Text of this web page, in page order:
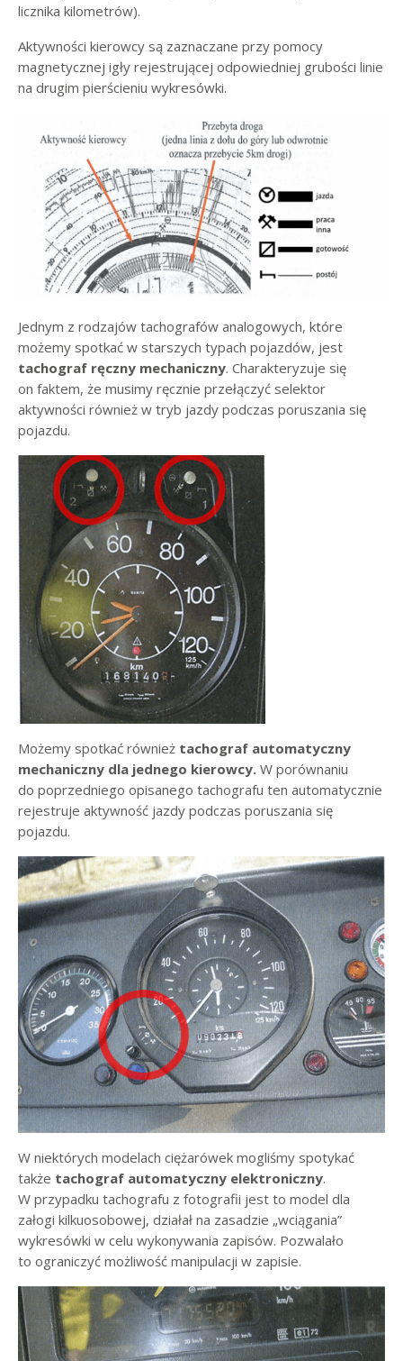
licznika kilometrów).
Aktywności kierowcy są zaznaczane przy pomocy
magnetycznej igły rejestrującej odpowiedniej grubości linie
na drugim pierścieniu wykresówki.
Jednym z rodzajów tachografów analogowych, które
możemy spotkać w starszych typach pojazdów, jest
tachograf ręczny mechaniczny. Charakteryzuje się
on faktem, że musimy ręcznie przełączyć selektor
aktywności również w tryb jazdy podczas poruszania się
pojazdu.
Możemy spotkać również tachograf automatyczny
mechaniczny dla jednego kierowcy. W porównaniu
do poprzedniego opisanego tachografu ten automatycznie
rejestruje aktywność jazdy podczas poruszania się
pojazdu.
W niektórych modelach ciężarówek mogliśmy spotykać
także tachograf automatyczny elektroniczny.
W przypadku tachografu z fotografii jest to model dla
załogi kilkuosobowej, działał na zasadzie „wciągania”
wykresówki w celu wykonywania zapisów. Pozwalało
to ograniczyć możliwość manipulacji w zapisie.